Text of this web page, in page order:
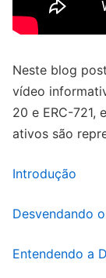
Neste blog
vídeo
20 e ERC-721,
ativos são
Introdução
Desvendando
Entendendo a